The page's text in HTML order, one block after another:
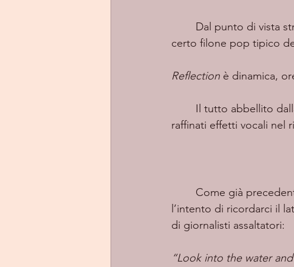
Dal punto di vista
certo filone pop tipico
Reflection è dinamica,
raffinati effetti vocali nel
l’intento di ricordarci il
di giornalisti assaltatori:
“Look into the water